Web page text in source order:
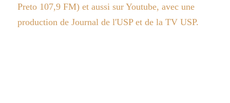
Preto 107,9 FM) et aussi sur Youtube, avec une
production de Journal de l'USP et de la TV USP.